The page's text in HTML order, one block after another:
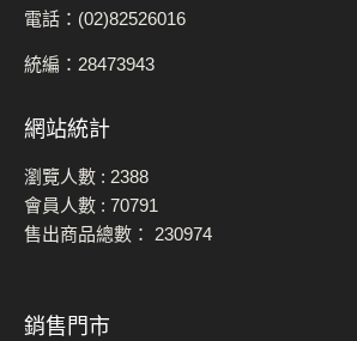
電話：(02)82526016
統編：28473943
網站統計
瀏覽人數 : 2388
會員人數 : 70791
售出商品總數： 230974
銷售門市